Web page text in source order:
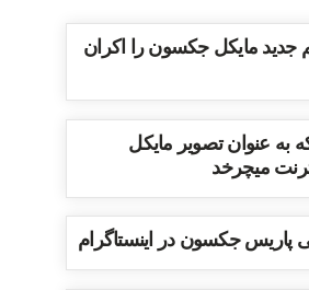
جدید مایکل جکسون را اکران
به عنوان تصویر مایکل
میچرخد
جکسون در اینستاگرام